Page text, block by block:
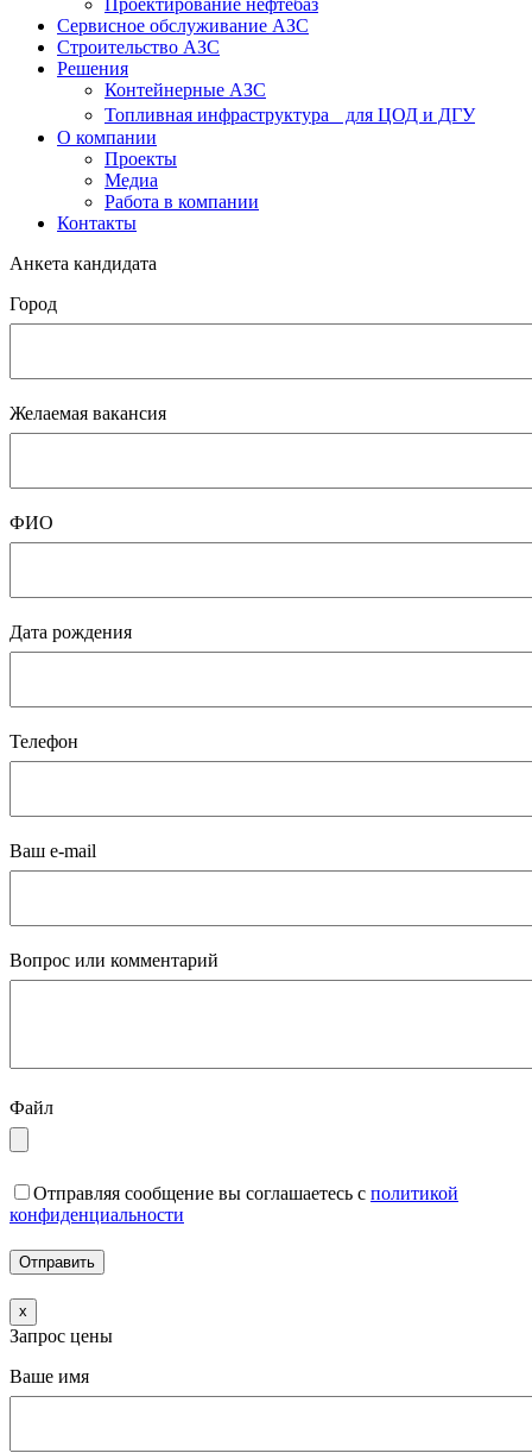
Cервисное обслуживание АЗС
Строительство АЗС
Решения
Контейнерные АЗС
Топливная инфраструктура для ЦОД и ДГУ
О компании
Проекты
Медиа
Работа в компании
Контакты
Анкета кандидата
Город
Желаемая вакансия
ФИО
Дата рождения
Телефон
Ваш e-mail
Вопрос или комментарий
Файл
Отправляя сообщение вы соглашаетесь с политикой
конфиденциальности
x
Запрос цены
Ваше имя